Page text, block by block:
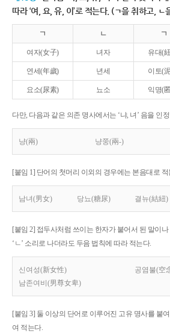
따라 ‘여, 요, 유, 이’로 적는다. (ㄱ을 취하고, ㄴ
ㄱ ㄴ ㄱ
여자(女子) 녀자 유대(
연세(年歲) 년세 이토(
요소(尿素) 뇨소 익명(
다만, 다음과 같은 의존 명사에서는 ‘냐, 녀’ 음을 인
냥(兩) 냥쭝(兩-)
[붙임 1] 단어의 첫머리 이외의 경우에는 본음대로 적
남녀(男女) 당뇨(糖尿) 결뉴(結紐)
[붙임 2] 접두사처럼 쓰이는 한자가 붙어서 된 말이
‘ㄴ’ 소리로 나더라도 두음 법칙에 따라 적는다.
신여성(新女性)
공염불(空
남존여비(男尊女卑)
[붙임 3] 둘 이상의 단어로 이루어진 고유 명사를 붙
여 적는다.